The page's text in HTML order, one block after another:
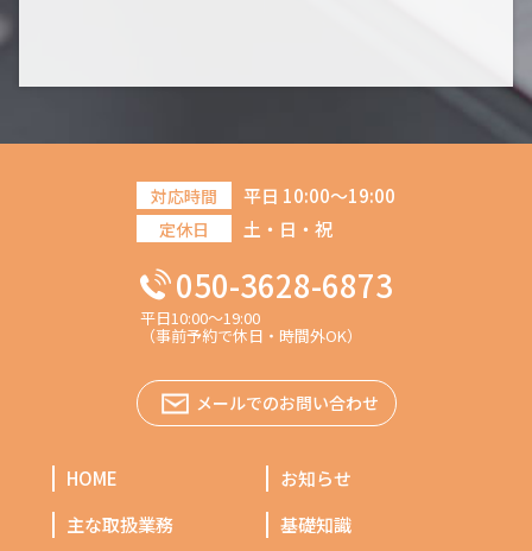
対応時間 平日 10:00～19:00
定休日 土・日・祝
050-3628-6873
平日10:00～19:00
（事前予約で休日・時間外OK）
メールでのお問い合わせ
HOME
お知らせ
主な取扱業務
基礎知識